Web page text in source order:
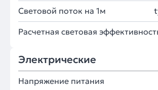
Световой поток на 1м
Расчетная световая
Электрические
Напряжение питания